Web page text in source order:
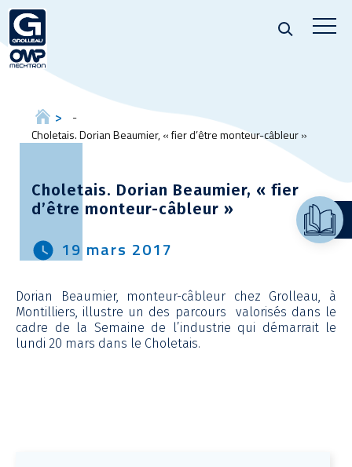
Choletais. Dorian Beaumier, « fier d’être monteur-câbleur »
Choletais. Dorian Beaumier, « fier
d’être monteur-câbleur »
19 mars 2017
Dorian Beaumier, monteur-câbleur chez Grolleau, à
Montilliers, illustre un des parcours valorisés dans le
cadre de la Semaine de l’industrie qui démarrait le
lundi 20 mars dans le Choletais.